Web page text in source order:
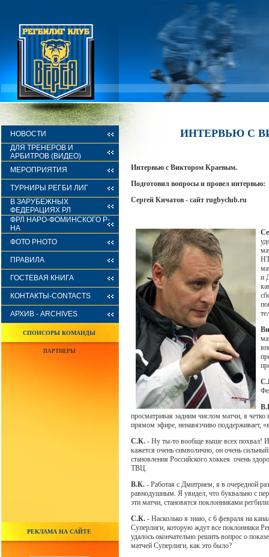
НОВОСТИ
ДЛЯ ТРЕНЕРОВ И
АРБИТРОВ (ВИДЕО)
МЕРОПРИЯТИЯ
ТУРНИРЫ РЕГБИ ЛИГ
В ЗАРУБЕЖНЫХ
ФЕДЕРАЦИЯХ РЛ
ФРЛ НАРО-ФОМИНСКОГО Р-
НА
ФОТО PHOTO
ПРАВИЛА
ГОСТЕВАЯ КНИГА
КОНТАКТЫ-CONTACTS
АРХИВ - ARCHIVES
СПОНСОРЫ КОМАНДЫ
ПАРТНЕРЫ
РЕКЛАМА НА САЙТЕ
ИНТЕРВЬЮ С
Интервью с Виктором Краевым.
Подготовил вопросы и провел интервью:
Сергей Кичатов - сайт rugbyclub.ru
и
просматривая задним числом матчи, я
прямом эфире, ненавязчиво поддерживает,
С.К. - Ну ты-то вообще выше всех похвал! И
кажется очень символично, он очень
становления Российского хоккея очень
ТВЦ.
В.К. - Работая с Дмитрием, я в очередной
равнодушным. Я увидел, что буквально с
эти матчи, становятся поклонниками
С.К. - Насколько я знаю, с 6 февраля на
Суперлиги, которую ждут все поклонники
удалось окончательно решить вопрос о
матчей Суперлиги, как это было?